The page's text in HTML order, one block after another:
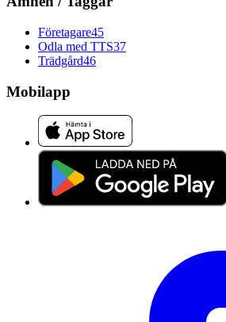
Företagare45
Odla med TTS37
Trädgård46
Mobilapp